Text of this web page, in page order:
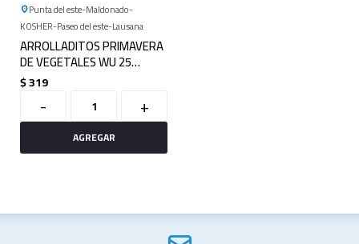
Punta del este Maldonado
KOSHER Paseo del este Lausana
ARROLLADITOS PRIMAVERA
DE VEGETALES WU 25
UNIDADES
$319
- +